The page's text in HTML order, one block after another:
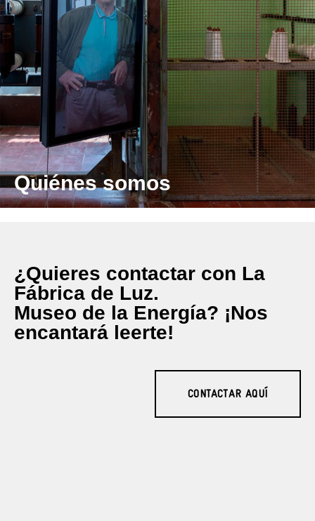
Quiénes somos
¿Quieres contactar con La
Fábrica de Luz.
Museo de la Energía? ¡Nos
encantará leerte!
CONTACTAR AQUÍ